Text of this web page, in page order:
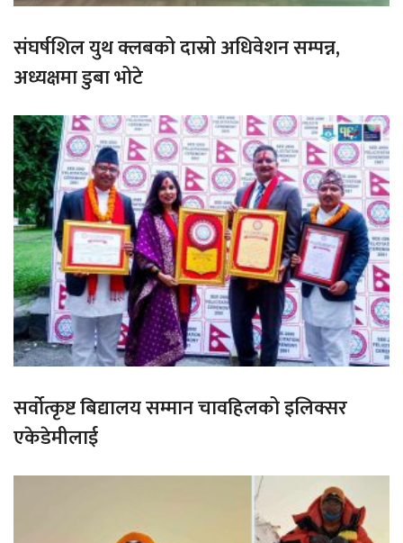
संघर्षशिल युथ क्लबको दास्रो अधिवेशन सम्पन्न,
अध्यक्षमा डुबा भोटे
सर्वोत्कृष्ट बिद्यालय सम्मान चावहिलको इलिक्सर
एकेडेमीलाई